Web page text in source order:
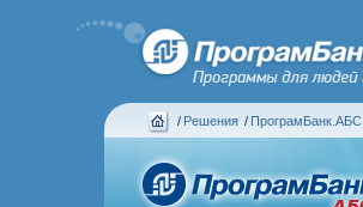
/ Решения / ПрограмБанк.АБС